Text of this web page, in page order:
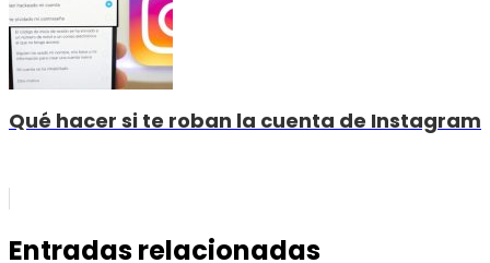
Qué hacer si te roban la cuenta de Instagram
Entradas relacionadas